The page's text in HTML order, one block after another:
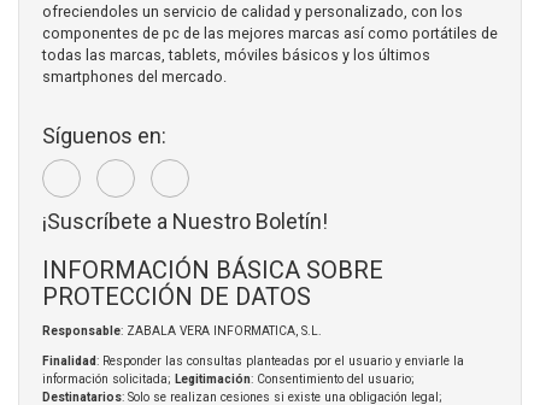
ofreciendoles un servicio de calidad y personalizado, con los
componentes de pc de las mejores marcas así como portátiles de
todas las marcas, tablets, móviles básicos y los últimos
smartphones del mercado.
Síguenos en:
¡Suscríbete a Nuestro Boletín!
INFORMACIÓN BÁSICA SOBRE
PROTECCIÓN DE DATOS
Responsable: ZABALA VERA INFORMATICA, S.L.
Finalidad: Responder las consultas planteadas por el usuario y enviarle la
información solicitada; Legitimación: Consentimiento del usuario;
Destinatarios: Solo se realizan cesiones si existe una obligación legal;